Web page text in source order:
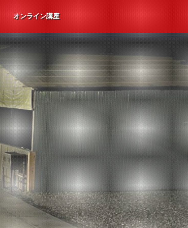
オンライン講座